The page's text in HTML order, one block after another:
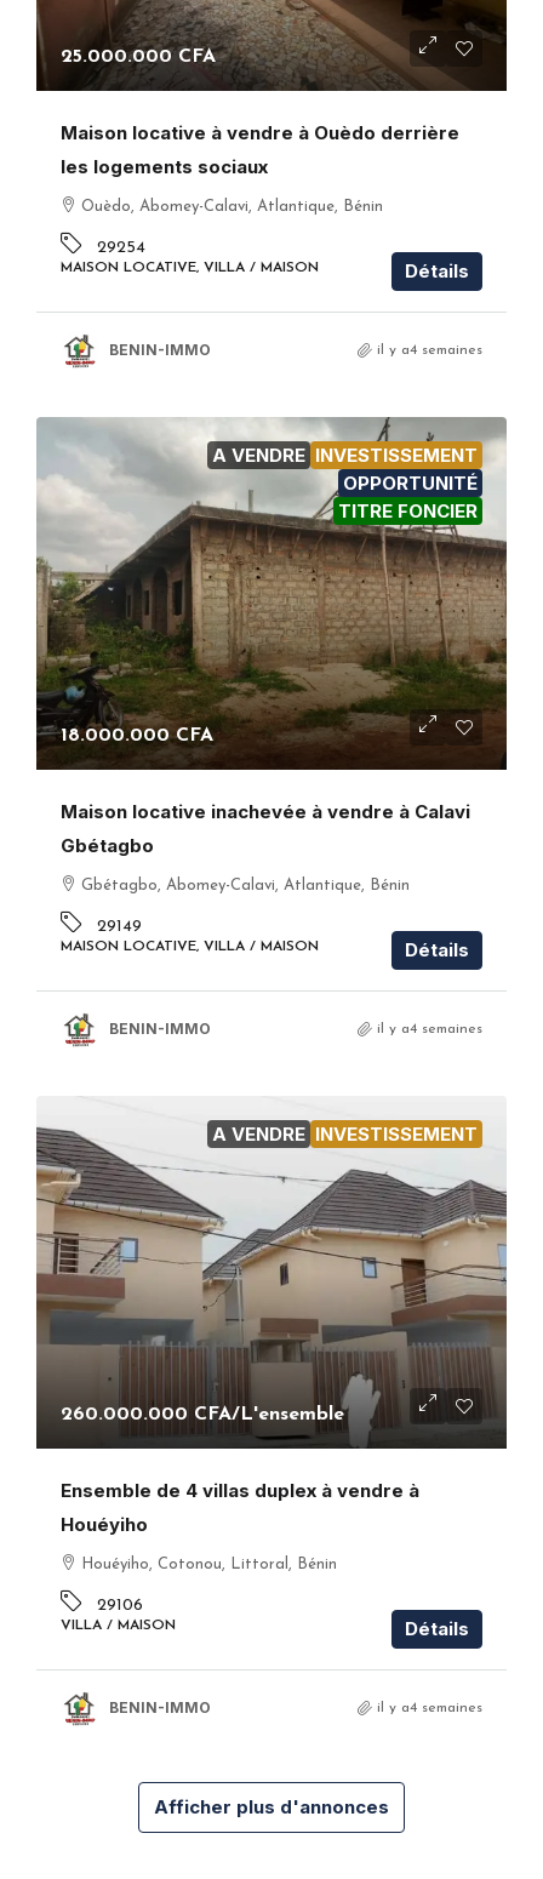
25.000.000 CFA
Maison locative à vendre à Ouèdo derrière
les logements sociaux
Ouèdo, Abomey-Calavi, Atlantique, Bénin
29254
MAISON LOCATIVE, VILLA / MAISON Détails
BENIN-IMMO il y a4 semaines
A VENDRE INVESTISSEMENT
OPPORTUNITÉ
TITRE FONCIER
18.000.000 CFA
Maison locative inachevée à vendre à Calavi
Gbétagbo
Gbétagbo, Abomey-Calavi, Atlantique, Bénin
29149
MAISON LOCATIVE, VILLA / MAISON Détails
BENIN-IMMO il y a4 semaines
A VENDRE INVESTISSEMENT
260.000.000 CFA/L'ensemble
Ensemble de 4 villas duplex à vendre à
Houéyiho
Houéyiho, Cotonou, Littoral, Bénin
29106
VILLA / MAISON Détails
BENIN-IMMO il y a4 semaines
Afficher plus d'annonces